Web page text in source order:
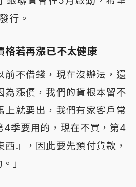
行。
若再漲已不太健康
前不借錢，現在沒辦法，還
為漲價，我們的貨根本留不
上就要出，我們有家客戶常
4季要用的，現在不買，第4
西』，因此要先預付貨款，
」